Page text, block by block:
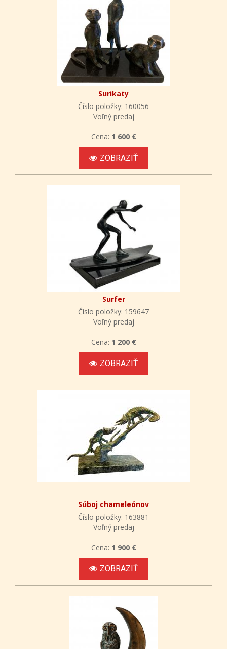
Surikaty
Číslo položky: 160056
Voľný predaj
Cena: 1 600 €
ZOBRAZIŤ
Surfer
Číslo položky: 159647
Voľný predaj
Cena: 1 200 €
ZOBRAZIŤ
Súboj chameleónov
Číslo položky: 163881
Voľný predaj
Cena: 1 900 €
ZOBRAZIŤ